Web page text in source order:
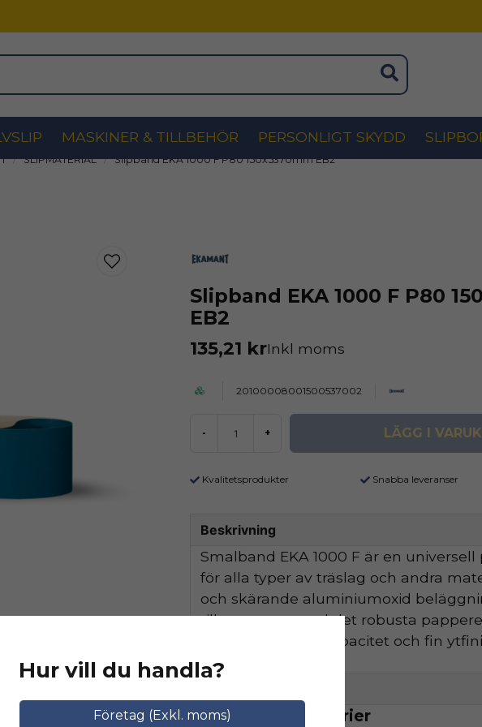
MASKINER & TILLBEHÖR PERSONLIGT SKYDD
SLIPMATERIAL Slipband EKA 1000 F P80 150x5370mm EB2
Slipband EKA 1000 F P80
EB2
135,21 krInkl moms
20100008001500537002
- + LÄGG I
Kvalitetsprodukter Snabba leveranser
Beskrivning
Smalband EKA 1000 F är en
för alla typer av träslag och andra
och skärande aluminiumoxid
tillsammans med det robusta
hög avverkningskapacitet och fin
Relaterade kategorier
Hur vill du handla?
Företag (Exkl. moms)